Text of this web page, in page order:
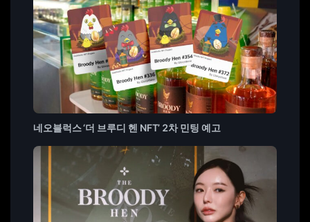
네오블럭스 ‘더 브루디 헨 NFT’ 2차 민팅 예고